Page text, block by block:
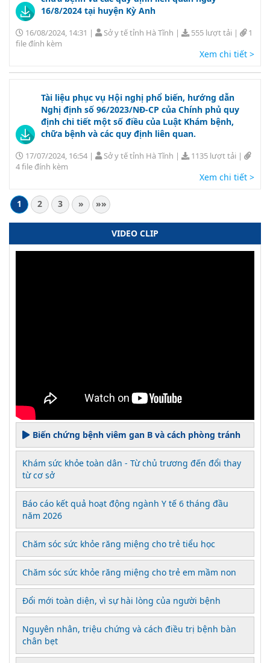
16/8/2024 tại huyện Kỳ Anh
16/08/2024, 14:31 | Sở y tế tỉnh Hà Tĩnh | 555 lượt tải |
1
file đính kèm
Xem chi tiết >
Tài liệu phục vụ Hội nghị phổ biến, hướng dẫn
Nghị định số 96/2023/NĐ-CP của Chính phủ quy
định chi tiết một số điều của Luật Khám bệnh,
chữa bệnh và các quy định liên quan.
17/07/2024, 16:54 | Sở y tế tỉnh Hà Tĩnh | 1135 lượt tải |
4 file đính kèm
Xem chi tiết >
1 2 3 » »»
VIDEO CLIP
Biến chứng bệnh viêm gan B và cách phòng tránh
Khám sức khỏe toàn dân - Từ chủ trương đến đổi thay
từ cơ sở
Báo cáo kết quả hoạt động ngành Y tế 6 tháng đầu
năm 2026
Chăm sóc sức khỏe răng miệng cho trẻ tiểu học
Chăm sóc sức khỏe răng miệng cho trẻ em mầm non
Đổi mới toàn diện, vì sự hài lòng của người bệnh
Nguyên nhân, triệu chứng và cách điều trị bệnh bàn
chân bẹt